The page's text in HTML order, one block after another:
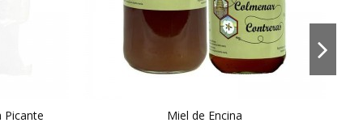
Picante Miel de Encina